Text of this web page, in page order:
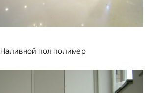
Наливной пол полимер